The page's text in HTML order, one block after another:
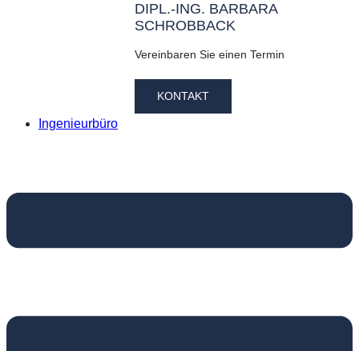
DIPL.-ING. BARBARA
SCHROBBACK
Vereinbaren Sie einen Termin
KONTAKT
Ingenieurbüro